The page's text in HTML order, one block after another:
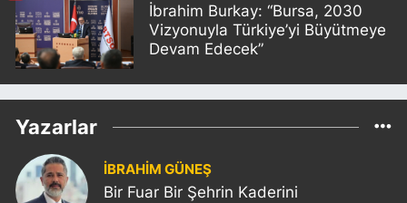
İbrahim Burkay: “Bursa, 2030
Vizyonuyla Türkiye’yi Büyütmeye
Devam Edecek”
Yazarlar
İBRAHİM GÜNEŞ
Bir Fuar Bir Şehrin Kaderini